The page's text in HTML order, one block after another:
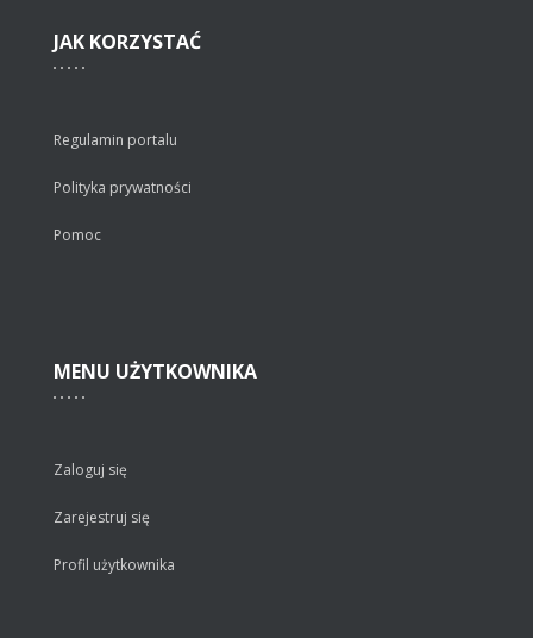
JAK KORZYSTAĆ
Regulamin portalu
Polityka prywatności
Pomoc
MENU UŻYTKOWNIKA
Zaloguj się
Zarejestruj się
Profil użytkownika